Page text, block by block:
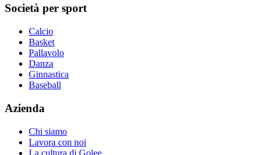
Società per sport
Calcio
Basket
Pallavolo
Danza
Ginnastica
Baseball
Azienda
Chi siamo
Lavora con noi
La cultura di Golee